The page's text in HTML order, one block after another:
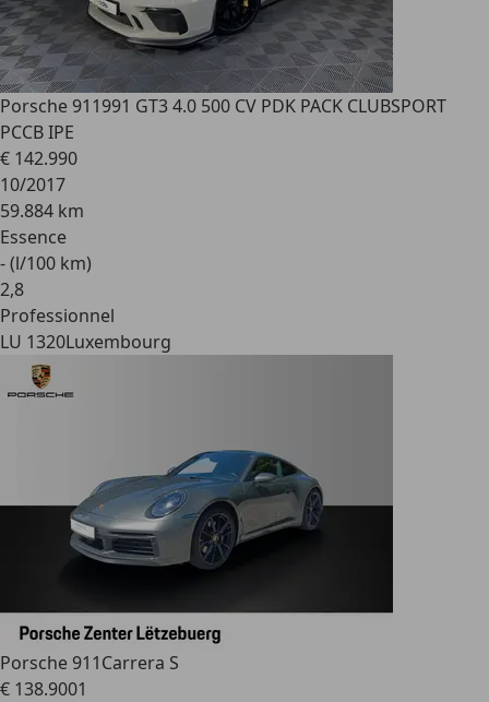
Porsche 911991 GT3 4.0 500 CV PDK PACK CLUBSPORT
PCCB IPE
€ 142.990
10/2017
59.884 km
Essence
- (l/100 km)
2,8
Professionnel
LU 1320Luxembourg
Porsche 911Carrera S
€ 138.9001